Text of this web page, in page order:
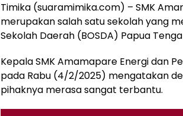
Timika (suaramimika.com) – SMK
merupakan salah satu sekolah yang
Sekolah Daerah (BOSDA) Papua
Kepala SMK Amamapare Energi dan
pada Rabu (4/2/2025) mengatakan
pihaknya merasa sangat terbantu.